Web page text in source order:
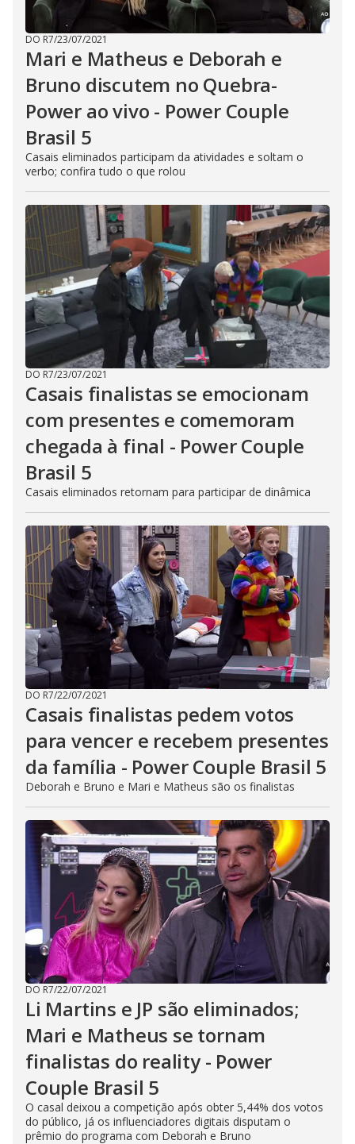
DO R7/23/07/2021
Mari e Matheus e Deborah e
Bruno discutem no Quebra-
Power ao vivo - Power Couple
Brasil 5
Casais eliminados participam da atividades e soltam o
verbo; confira tudo o que rolou
DO R7/23/07/2021
Casais finalistas se emocionam
com presentes e comemoram
chegada à final - Power Couple
Brasil 5
Casais eliminados retornam para participar de dinâmica
DO R7/22/07/2021
Casais finalistas pedem votos
para vencer e recebem presentes
da família - Power Couple Brasil 5
Deborah e Bruno e Mari e Matheus são os finalistas
DO R7/22/07/2021
Li Martins e JP são eliminados;
Mari e Matheus se tornam
finalistas do reality - Power
Couple Brasil 5
O casal deixou a competição após obter 5,44% dos votos
do público, já os influenciadores digitais disputam o
prêmio do programa com Deborah e Bruno